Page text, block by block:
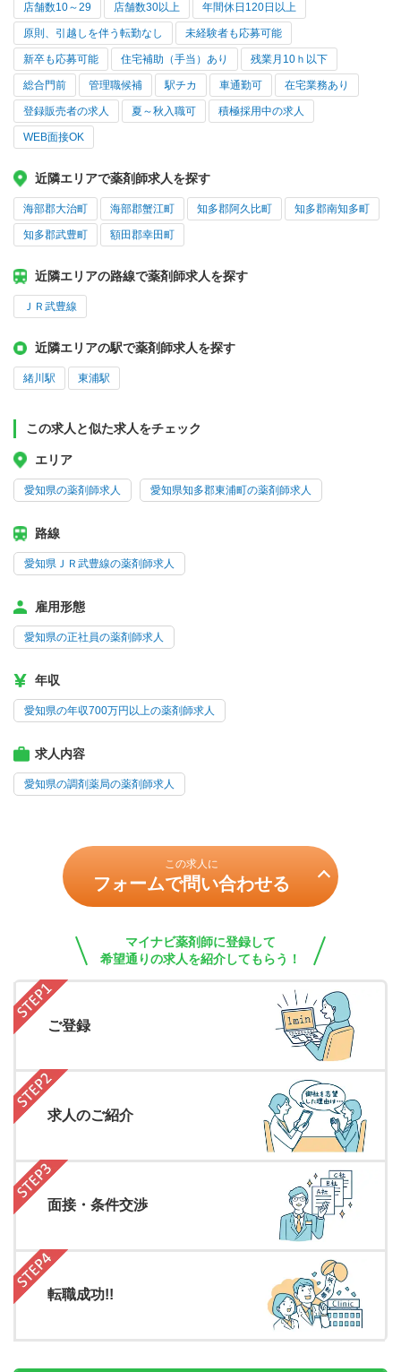
店舗数10～29 店舗数30以上 年間休日120日以上
原則、引越しを伴う転勤なし 未経験者も応募可能
新卒も応募可能 住宅補助（手当）あり 残業月10ｈ以下
総合門前 管理職候補 駅チカ 車通勤可 在宅業務あり
登録販売者の求人 夏～秋入職可 積極採用中の求人
WEB面接OK
近隣エリアで薬剤師求人を探す
海部郡大治町 海部郡蟹江町 知多郡阿久比町 知多郡南知多町
知多郡武豊町 額田郡幸田町
近隣エリアの路線で薬剤師求人を探す
ＪＲ武豊線
近隣エリアの駅で薬剤師求人を探す
緒川駅 東浦駅
この求人と似た求人をチェック
エリア
愛知県の薬剤師求人 愛知県知多郡東浦町の薬剤師求人
路線
愛知県ＪＲ武豊線の薬剤師求人
雇用形態
愛知県の正社員の薬剤師求人
年収
愛知県の年収700万円以上の薬剤師求人
求人内容
愛知県の調剤薬局の薬剤師求人
この求人に
フォームで問い合わせる
マイナビ薬剤師に登録して
希望通りの求人を紹介してもらう！
ご登録
求人のご紹介
面接・条件交渉
転職成功!!